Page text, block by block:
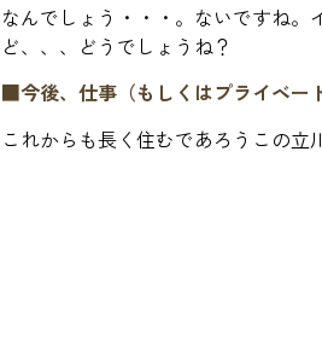
なんでしょう・・・。ないですね
ど、、、どうでしょうね？
■今後、仕事（もしくはプライベー
これからも長く住むであろうこの立